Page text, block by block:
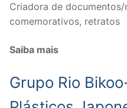
Criadora de documentos/
comemorativos, retratos
Saiba mais
Grupo Rio